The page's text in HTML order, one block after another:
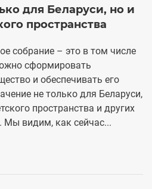
для Беларуси, но и
пространства
собрание – это в том числе
сформировать
и обеспечивать его
не только для Беларуси,
пространства и других
Мы видим, как сейчас...